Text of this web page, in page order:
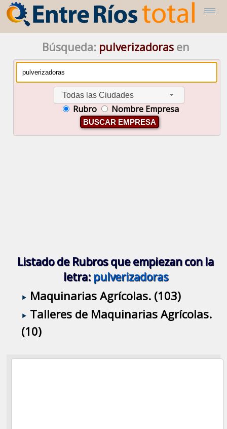
Búsqueda: pulverizadoras en
Todas las Ciudades
Rubro Nombre Empresa
BUSCAR EMPRESA
Listado de Rubros que empiezan con la
letra: pulverizadoras
Maquinarias Agrícolas. (103)
Talleres de Maquinarias Agrícolas.
(10)